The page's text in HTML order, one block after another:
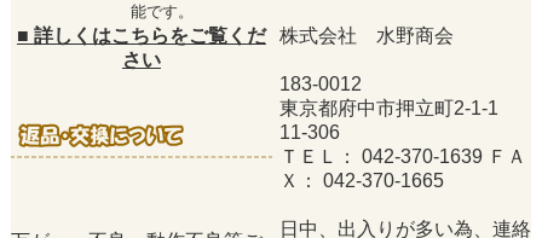
能です。
■ 詳しくはこちらをご覧くだ
さい
株式会社 水野商会
183-0012
東京都府中市押立町2-1-1
11-306
ＴＥＬ： 042-370-1639 ＦＡ
Ｘ： 042-370-1665
日中、出入りが多い為、連絡